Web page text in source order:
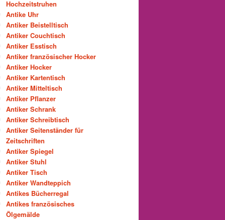
Hochzeitstruhen
Antike Uhr
Antiker Beistelltisch
Antiker Couchtisch
Antiker Esstisch
Antiker französischer Hocker
Antiker Hocker
Antiker Kartentisch
Antiker Mitteltisch
Antiker Pflanzer
Antiker Schrank
Antiker Schreibtisch
Antiker Seitenständer für
Zeitschriften
Antiker Spiegel
Antiker Stuhl
Antiker Tisch
Antiker Wandteppich
Antikes Bücherregal
Antikes französisches
Ölgemälde